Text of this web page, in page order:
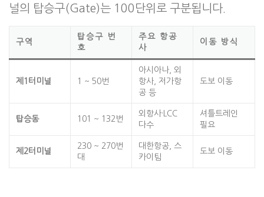
널의 탑승구(Gate)는 100단위로 구분됩니다.
구역
탑승구 번
호
주요 항공
사
이동 방식
제1터미널 1 ~ 50번
아시아나, 외
항사, 저가항
공 등
도보 이동
탑승동 101 ~ 132번
외항사·LCC
다수
셔틀트레인
필요
제2터미널
230 ~ 270번
대
대한항공, 스
카이팀
도보 이동